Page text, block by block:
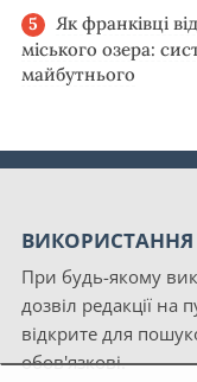
Як франківці
міського озера:
майбутнього
ВИКОРИСТАННЯ
При будь-якому
дозвіл редакції на
відкрите для
обов'язкові.